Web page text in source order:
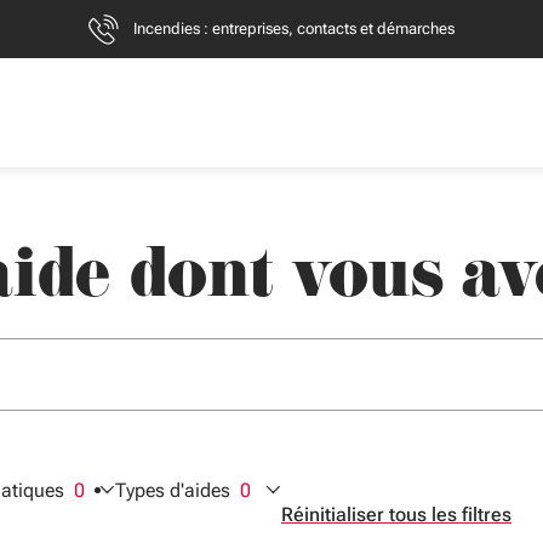
Incendies : entreprises, contacts et démarches
dont vous
0
filtres sélectionnés
Types d'aides 0
filtres sélectionnésRéinitialiser tous les filtres